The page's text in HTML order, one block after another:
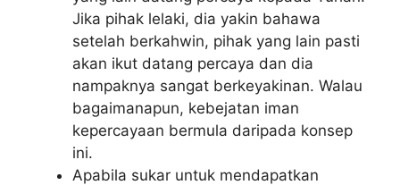
Jika pihak lelaki, dia yakin bahawa
setelah berkahwin, pihak yang lain pasti
akan ikut datang percaya dan dia
nampaknya sangat berkeyakinan. Walau
bagaimanapun, kebejatan iman
kepercayaan bermula daripada konsep
ini.
Apabila sukar untuk mendapatkan